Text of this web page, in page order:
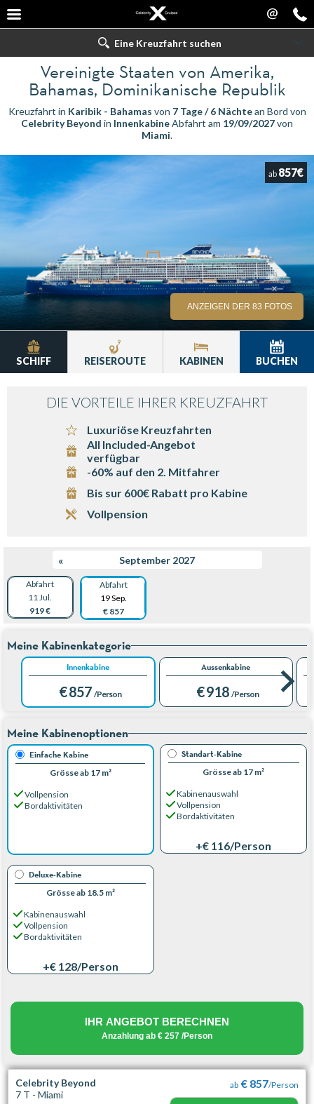
@
Eine Kreuzfahrt suchen
Vereinigte Staaten von Amerika,
Bahamas, Dominikanische Republik
Kreuzfahrt in Karibik - Bahamas von 7 Tage / 6 Nächtean Bord von
Celebrity Beyond in InnenkabineAbfahrt am 19/09/2027von
Miami.
ab 857€
ANZEIGEN DER 83 FOTOS
SCHIFF REISEROUTE KABINEN BUCHEN
DIE VORTEILE IHRER KREUZFAHRT
Luxuriöse Kreuzfahrten
All Included-Angebot
verfügbar
-60% auf den 2. Mitfahrer
Bis sur 600€ Rabatt pro Kabine
Vollpension
« September 2027
Abfahrt
11 Jul.
919 €
Abfahrt
19 Sep.
€ 857
Meine Kabinenkategorie
Innenkabine
€ 857 /Person
Aussenkabine
€ 918 /Person
Meine Kabinenoptionen
Einfache Kabine
Grösse ab 17 m²
Vollpension
Bordaktivitäten
Standart-Kabine
Grösse ab 17 m²
Kabinenauswahl
Vollpension
Bordaktivitäten
+€ 116/Person
Deluxe-Kabine
Grösse ab 18.5 m²
Kabinenauswahl
Vollpension
Bordaktivitäten
+€ 128/Person
IHR ANGEBOT BERECHNEN
Anzahlung ab € 257 /Person
Celebrity Beyond
7 T - Miami
ab € 857/Person